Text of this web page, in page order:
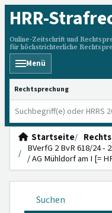
HRR-
Online-Zeitschrift und
für höchstrichterliche
Menü
HRRS durchsuchen
Startseite
BVerfG 2 BvR 618/24 -
/ AG Mühldorf am I [=
Suchen